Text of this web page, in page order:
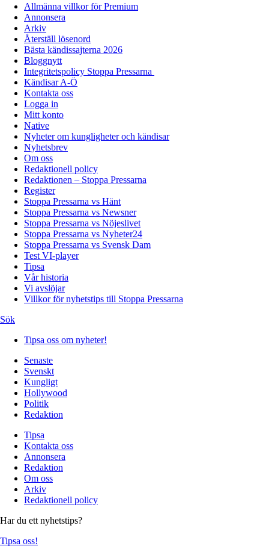
Allmänna villkor för Premium
Annonsera
Arkiv
Återställ lösenord
Bästa kändissajterna 2026
Bloggnytt
Integritetspolicy Stoppa Pressarna
Kändisar A-Ö
Kontakta oss
Logga in
Mitt konto
Native
Nyheter om kungligheter och kändisar
Nyhetsbrev
Om oss
Redaktionell policy
Redaktionen – Stoppa Pressarna
Register
Stoppa Pressarna vs Hänt
Stoppa Pressarna vs Newsner
Stoppa Pressarna vs Nöjeslivet
Stoppa Pressarna vs Nyheter24
Stoppa Pressarna vs Svensk Dam
Test VI-player
Tipsa
Vår historia
Vi avslöjar
Villkor för nyhetstips till Stoppa Pressarna
Sök
Tipsa oss om nyheter!
Senaste
Svenskt
Kungligt
Hollywood
Politik
Redaktion
Tipsa
Kontakta oss
Annonsera
Redaktion
Om oss
Arkiv
Redaktionell policy
Har du ett nyhetstips?
Tipsa oss!